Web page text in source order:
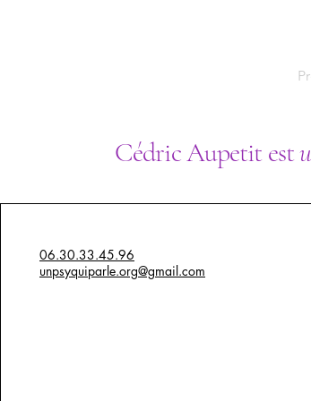
Cédric Aupetit est
06.30.33.45.96
unpsyquiparle.org@gmail.com